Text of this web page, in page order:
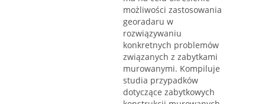
możliwości zastosowania
georadaru w
rozwiązywaniu
konkretnych problemów
związanych z zabytkami
murowanymi. Kompiluje
studia przypadków
dotyczące zabytkowych